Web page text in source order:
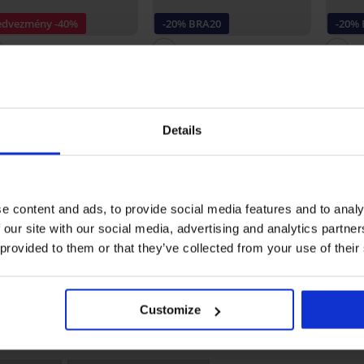
Details
content and ads, to provide social media features and to
site with our social media, advertising and analytics
to them or that they’ve collected from your use of
Customize
-40%
5
Ft10 890 Ft
-20% BRA20
5
-20%
Pieces Sicca body TERMÉK ÉRTÉKELÉSE
5
1x
3
0x
2
1
0x